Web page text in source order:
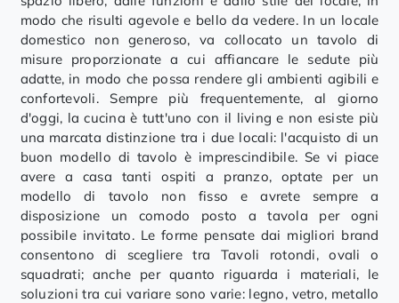
modo che risulti agevole e bello da vedere. In un locale
domestico non generoso, va collocato un tavolo di
misure proporzionate a cui affiancare le sedute più
adatte, in modo che possa rendere gli ambienti agibili e
confortevoli. Sempre più frequentemente, al giorno
d'oggi, la cucina è tutt'uno con il living e non esiste più
una marcata distinzione tra i due locali: l'acquisto di un
buon modello di tavolo è imprescindibile. Se vi piace
avere a casa tanti ospiti a pranzo, optate per un
modello di tavolo non fisso e avrete sempre a
disposizione un comodo posto a tavola per ogni
possibile invitato. Le forme pensate dai migliori brand
consentono di scegliere tra Tavoli rotondi, ovali o
squadrati; anche per quanto riguarda i materiali, le
soluzioni tra cui variare sono varie: legno, vetro, metallo